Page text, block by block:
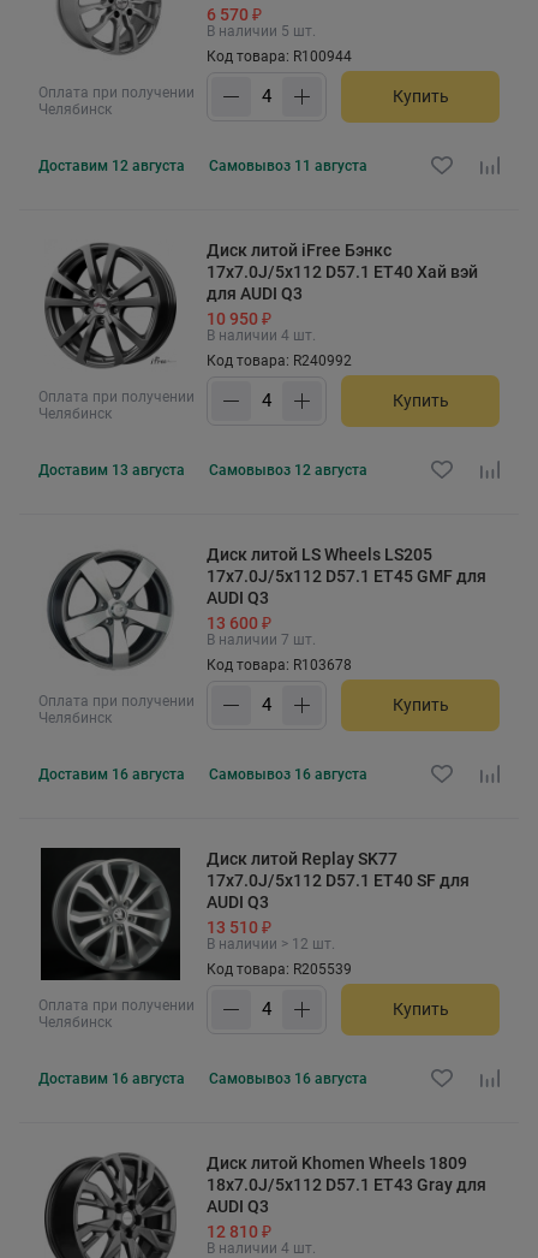
Оплата при получении
Челябинск
6 570 ₽
В наличии 5 шт.
Код товара: R100944
Купить
Доставим 12 августа Самовывоз 11 августа
Оплата при получении
Челябинск
Диск литой iFree Бэнкс
17x7.0J/5x112 D57.1 ET40 Хай вэй
для AUDI Q3
10 950 ₽
В наличии 4 шт.
Код товара: R240992
Купить
Доставим 13 августа Самовывоз 12 августа
Оплата при получении
Челябинск
Диск литой LS Wheels LS205
17x7.0J/5x112 D57.1 ET45 GMF для
AUDI Q3
13 600 ₽
В наличии 7 шт.
Код товара: R103678
Купить
Доставим 16 августа Самовывоз 16 августа
Оплата при получении
Челябинск
Диск литой Replay SK77
17x7.0J/5x112 D57.1 ET40 SF для
AUDI Q3
13 510 ₽
В наличии > 12 шт.
Код товара: R205539
Купить
Доставим 16 августа Самовывоз 16 августа
Диск литой Khomen Wheels 1809
18x7.0J/5x112 D57.1 ET43 Gray для
AUDI Q3
12 810 ₽
В наличии 4 шт.